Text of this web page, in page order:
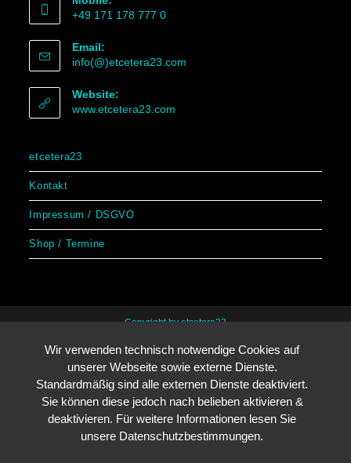
+49 171 178 777 0
Email:
info(@)etcetera23.com
Website:
www.etcetera23.com
etcetera23
Kontakt
Impressum / DSGVO
Shop / Termine
Copyright by etcetera23
Wir verwenden technisch notwendige Cookies auf
unserer Webseite sowie externe Dienste.
Standardmäßig sind alle externen Dienste deaktiviert.
Sie können diese jedoch nach belieben aktivieren &
deaktivieren. Für weitere Informationen lesen Sie
unsere Datenschutzbestimmungen.